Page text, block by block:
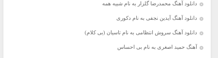
دانلود آهنگ محمدرضا گلزار به نام شبیه همه
دانلود آهنگ آیدین نجفی به نام دکوری
دانلود آهنگ سروش انتظامی به نام تاسیان (بی کلام)
آهنگ حمید اصغری به نام بی احساس